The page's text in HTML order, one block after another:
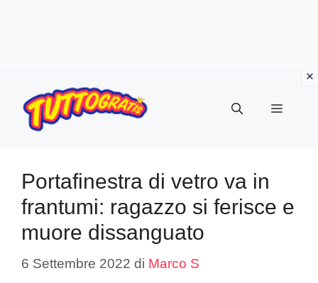
contenuto
Menu
Portafinestra di vetro va in
frantumi: ragazzo si ferisce e
muore dissanguato
6 Settembre 2022 di Marco S